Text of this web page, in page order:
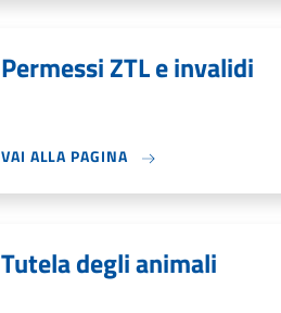
Permessi ZTL e invalidi
VAI ALLA PAGINA
Tutela degli animali